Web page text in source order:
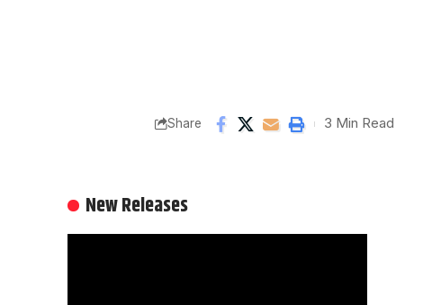
Share 3 Min Read
New Releases